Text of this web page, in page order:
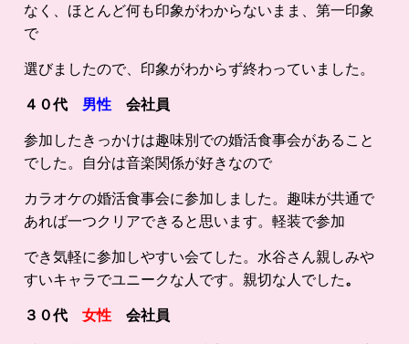
なく、ほとんど何も印象がわからないまま、第一印象
で
選びましたので、印象がわからず終わっていました。
４０代 男性 会社員
参加したきっかけは趣味別での婚活食事会があること
でした。自分は音楽関係が好きなので
カラオケの婚活食事会に参加しました。趣味が共通で
あれば一つクリアできると思います。軽装で参加
でき気軽に参加しやすい会てした。水谷さん親しみや
すいキャラでユニークな人です。親切な人でした。
３０代 女性 会社員